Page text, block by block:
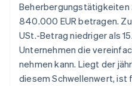
Beherbergungstätigkeiten
840.000 EUR betragen.
USt.-Betrag niedriger als
Unternehmen die
nehmen kann. Liegt der
diesem Schwellenwert, ist